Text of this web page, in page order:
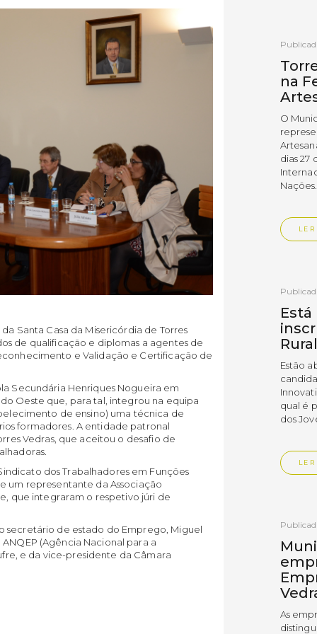
Santa Casa da Misericórdia de Torres
de qualificação e diplomas a agentes de
e Validação e Certificação de
Secundária Henriques Nogueira em
Oeste que, para tal, integrou na equipa
de ensino) uma técnica de
formadores. A entidade patronal
Vedras, que aceitou o desafio de
dos Trabalhadores em Funções
um representante da Associação
que integraram o respetivo júri de
secretário de estado do Emprego, Miguel
(Agência Nacional para a
e da vice-presidente da Câmara
na
O
dias 27
Nações.
Estão
qual é
dos
As